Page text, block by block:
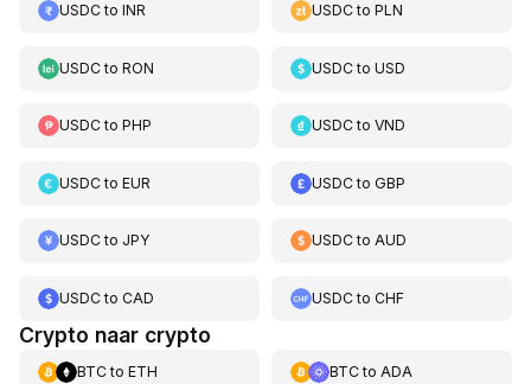
USDCto INR USDCtoPLN
USDCto RON USDCtoUSD
USDCto PHP USDCtoVND
USDCto EUR USDCtoGBP
USDCto JPY USDCtoAUD
USDCto CAD USDCtoCHF
Crypto naar crypto
BTCto ETH BTCto ADA